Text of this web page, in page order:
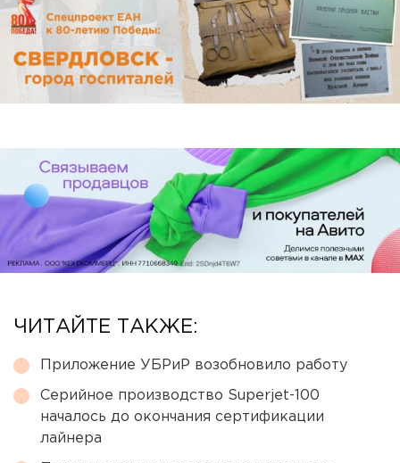
ЧИТАЙТЕ ТАКЖЕ:
Приложение УБРиР возобновило работу
Серийное производство Superjet-100
началось до окончания сертификации
лайнера